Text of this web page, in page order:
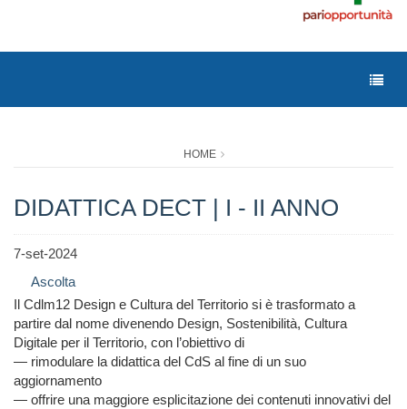
HOME
DIDATTICA DECT | I - II ANNO
7-set-2024
Ascolta
Il Cdlm12 Design e Cultura del Territorio si è trasformato a
partire dal nome divenendo Design, Sostenibilità, Cultura
Digitale per il Territorio, con l’obiettivo di
— rimodulare la didattica del CdS al fine di un suo
aggiornamento
— offrire una maggiore esplicitazione dei contenuti innovativi del